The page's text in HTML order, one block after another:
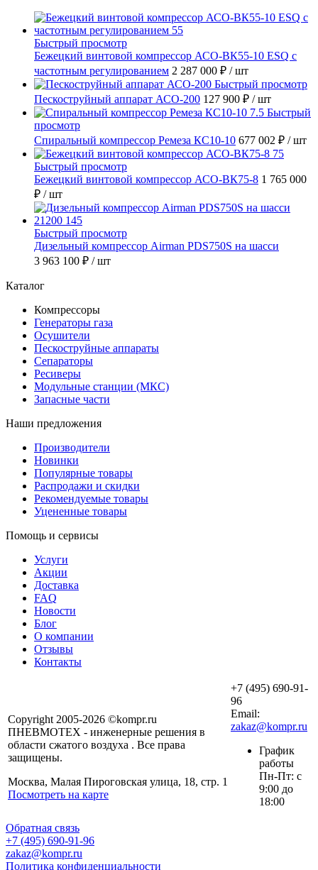
Быстрый просмотр
Бежецкий винтовой компрессор АСО-ВК55-10 ESQ с
частотным регулированием 2 287 000 ₽ / шт
Быстрый просмотр
Пескоструйный аппарат АСО-200 127 900 ₽ / шт
Быстрый
просмотр
Спиральный компрессор Ремеза КС10-10 677 002 ₽ / шт
Быстрый просмотр
Бежецкий винтовой компрессор АСО-ВК75-8 1 765 000
₽ / шт
Быстрый просмотр
Дизельный компрессор Airman PDS750S на шасси
3 963 100 ₽ / шт
Каталог
Компрессоры
Генераторы газа
Осушители
Пескоструйные аппараты
Сепараторы
Ресиверы
Модульные станции (МКС)
Запасные части
Наши предложения
Производители
Новинки
Популярные товары
Распродажи и скидки
Рекомендуемые товары
Уцененные товары
Помощь и сервисы
Услуги
Акции
Доставка
FAQ
Новости
Блог
О компании
Отзывы
Контакты
Copyright 2005-2026 ©kompr.ru
ПНЕВМОТЕХ - инженерные решения в
области сжатого воздуха . Все права
защищены.
Москва, Малая Пироговская улица, 18, стр. 1
Посмотреть на карте
+7 (495) 690-91-
96
Email:
zakaz@kompr.ru
График
работы
Пн-Пт: с
9:00 до
18:00
Обратная связь
+7 (495) 690-91-96
zakaz@kompr.ru
Политика конфиденциальности